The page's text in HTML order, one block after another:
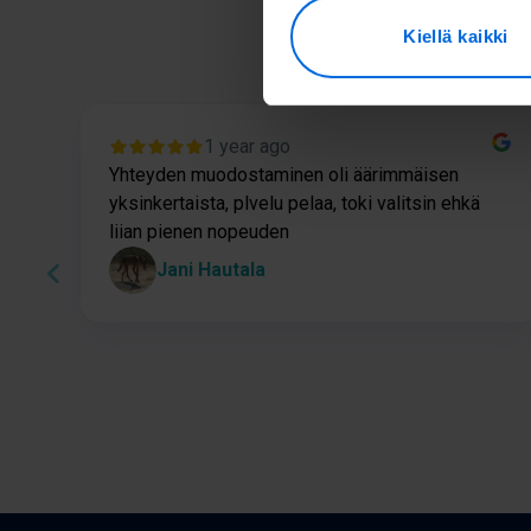
Kiellä kaikki
1 year ago
Yhteyden muodostaminen oli äärimmäisen
yksinkertaista, plvelu pelaa, toki valitsin ehkä
liian pienen nopeuden
Jani Hautala